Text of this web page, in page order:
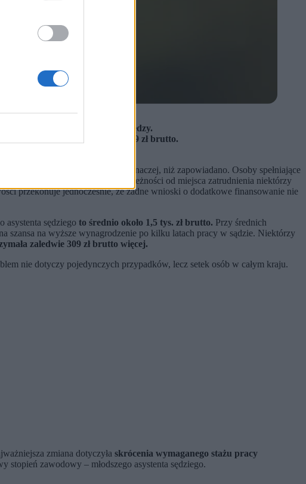
z powodu braku pieniędzy.
dużo niższe, nawet o 309 zł brutto.
na problemy budżetowe.
rzeczywistość wygląda zupełnie inaczej, niż zapowiadano. Osoby spełniające
chaosu i nierówności. W zależności od miejsca zatrudnienia niektórzy
przekonuje jednocześnie, że żadne wnioski o dodatkowe finansowanie nie
asystenta sędziego to średnio około 1,5 tys. zł brutto. Przy średnich
szansa na wyższe wynagrodzenie po kilku latach pracy w sądzie. Niektórzy
zaledwie 309 zł brutto więcej.
nie dotyczy pojedynczych przypadków, lecz setek osób w całym kraju.
zmiana dotyczyła skrócenia wymaganego stażu pracy
zawodowy – młodszego asystenta sędziego.